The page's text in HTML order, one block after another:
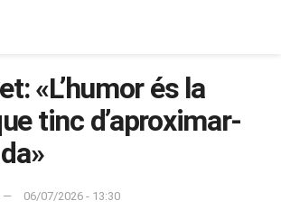
«L’humor és la
tinc d’aproximar-
06/07/2026 - 13:30